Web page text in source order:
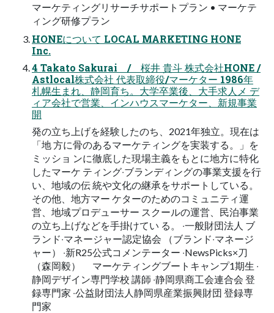
マーケティングリサーチサポートプラン • マーケテ
ィング研修プラン
HONEについて LOCAL MARKETING HONE
Inc.
4 Takato Sakurai / 桜井 貴⽃ 株式会社HONE /
Astlocal株式会社 代表取締役/マーケター 1986年
札幌⽣まれ、静岡育ち。⼤学卒業後、⼤⼿求⼈メ デ
ィア会社で営業、インハウスマーケター、新規事業
開
発の⽴ち上げを経験したのち、2021年独⽴。現在は
「地 ⽅に⾻のあるマーケティングを実装する。」を
ミッショ ンに徹底した現場主義をもとに地⽅に特化
したマーケ ティング‧ブランディングの事業⽀援を⾏
い、地域の伝 統や⽂化の継承をサポートしている。
その他、地⽅マー ケターのためのコミュニティ運
営、地域プロデューサー スクールの運営、⺠泊事業
の⽴ち上げなどを⼿掛けてい る。 ‧⼀般財団法⼈ ブ
ランド‧マネージャー認定協会 （ブランド‧マネージ
ャー） ‧新R25公式コメンテーター ‧NewsPicks×⼑
（森岡毅） マーケティングブートキャンプ1期⽣ ‧
静岡デザイン専⾨学校 講師 ‧静岡県商⼯会連合会 登
録専⾨家 ‧公益財団法⼈静岡県産業振興財団 登録専
⾨家